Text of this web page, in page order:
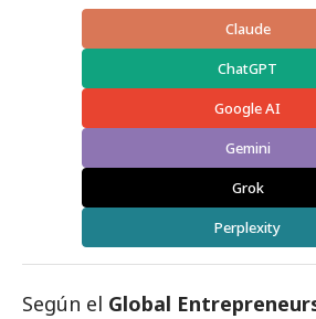
Claude
ChatGPT
Google AI
Gemini
Grok
Perplexity
Según el Global